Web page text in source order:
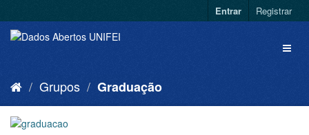
Entrar Registrar
Grupos Graduação